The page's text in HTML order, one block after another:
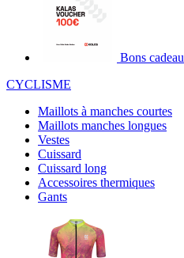
Bons cadeau
CYCLISME
Maillots à manches courtes
Maillots manches longues
Vestes
Cuissard
Cuissard long
Accessoires thermiques
Gants